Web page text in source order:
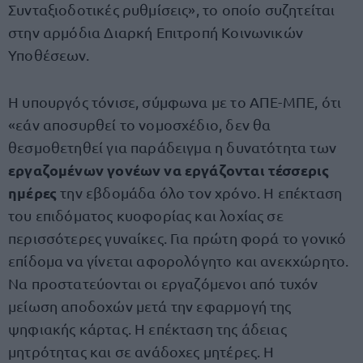
Συνταξιοδοτικές ρυθμίσεις», το οποίο συζητείται
στην αρμόδια Διαρκή Επιτροπή Κοινωνικών
Υποθέσεων.
Η υπουργός τόνισε, σύμφωνα με το ΑΠΕ-ΜΠΕ, ότι
«εάν αποσυρθεί το νομοσχέδιο, δεν θα
θεσμοθετηθεί για παράδειγμα η δυνατότητα των
εργαζομένων γονέων να εργάζονται τέσσερις
ημέρες την εβδομάδα όλο τον χρόνο. Η επέκταση
του επιδόματος κυοφορίας και λοχίας σε
περισσότερες γυναίκες. Για πρώτη φορά το γονικό
επίδομα να γίνεται αφορολόγητο και ανεκχώρητο.
Να προστατεύονται οι εργαζόμενοι από τυχόν
μείωση αποδοχών μετά την εφαρμογή της
ψηφιακής κάρτας. Η επέκταση της άδειας
μητρότητας και σε ανάδοχες μητέρες. Η